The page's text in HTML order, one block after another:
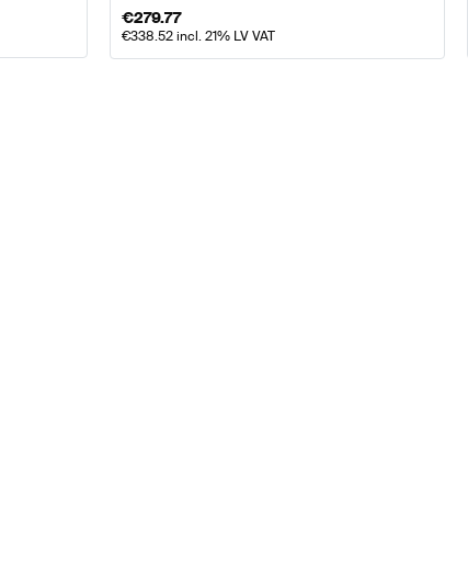
€279.77
€338.52incl. 21% LV VAT